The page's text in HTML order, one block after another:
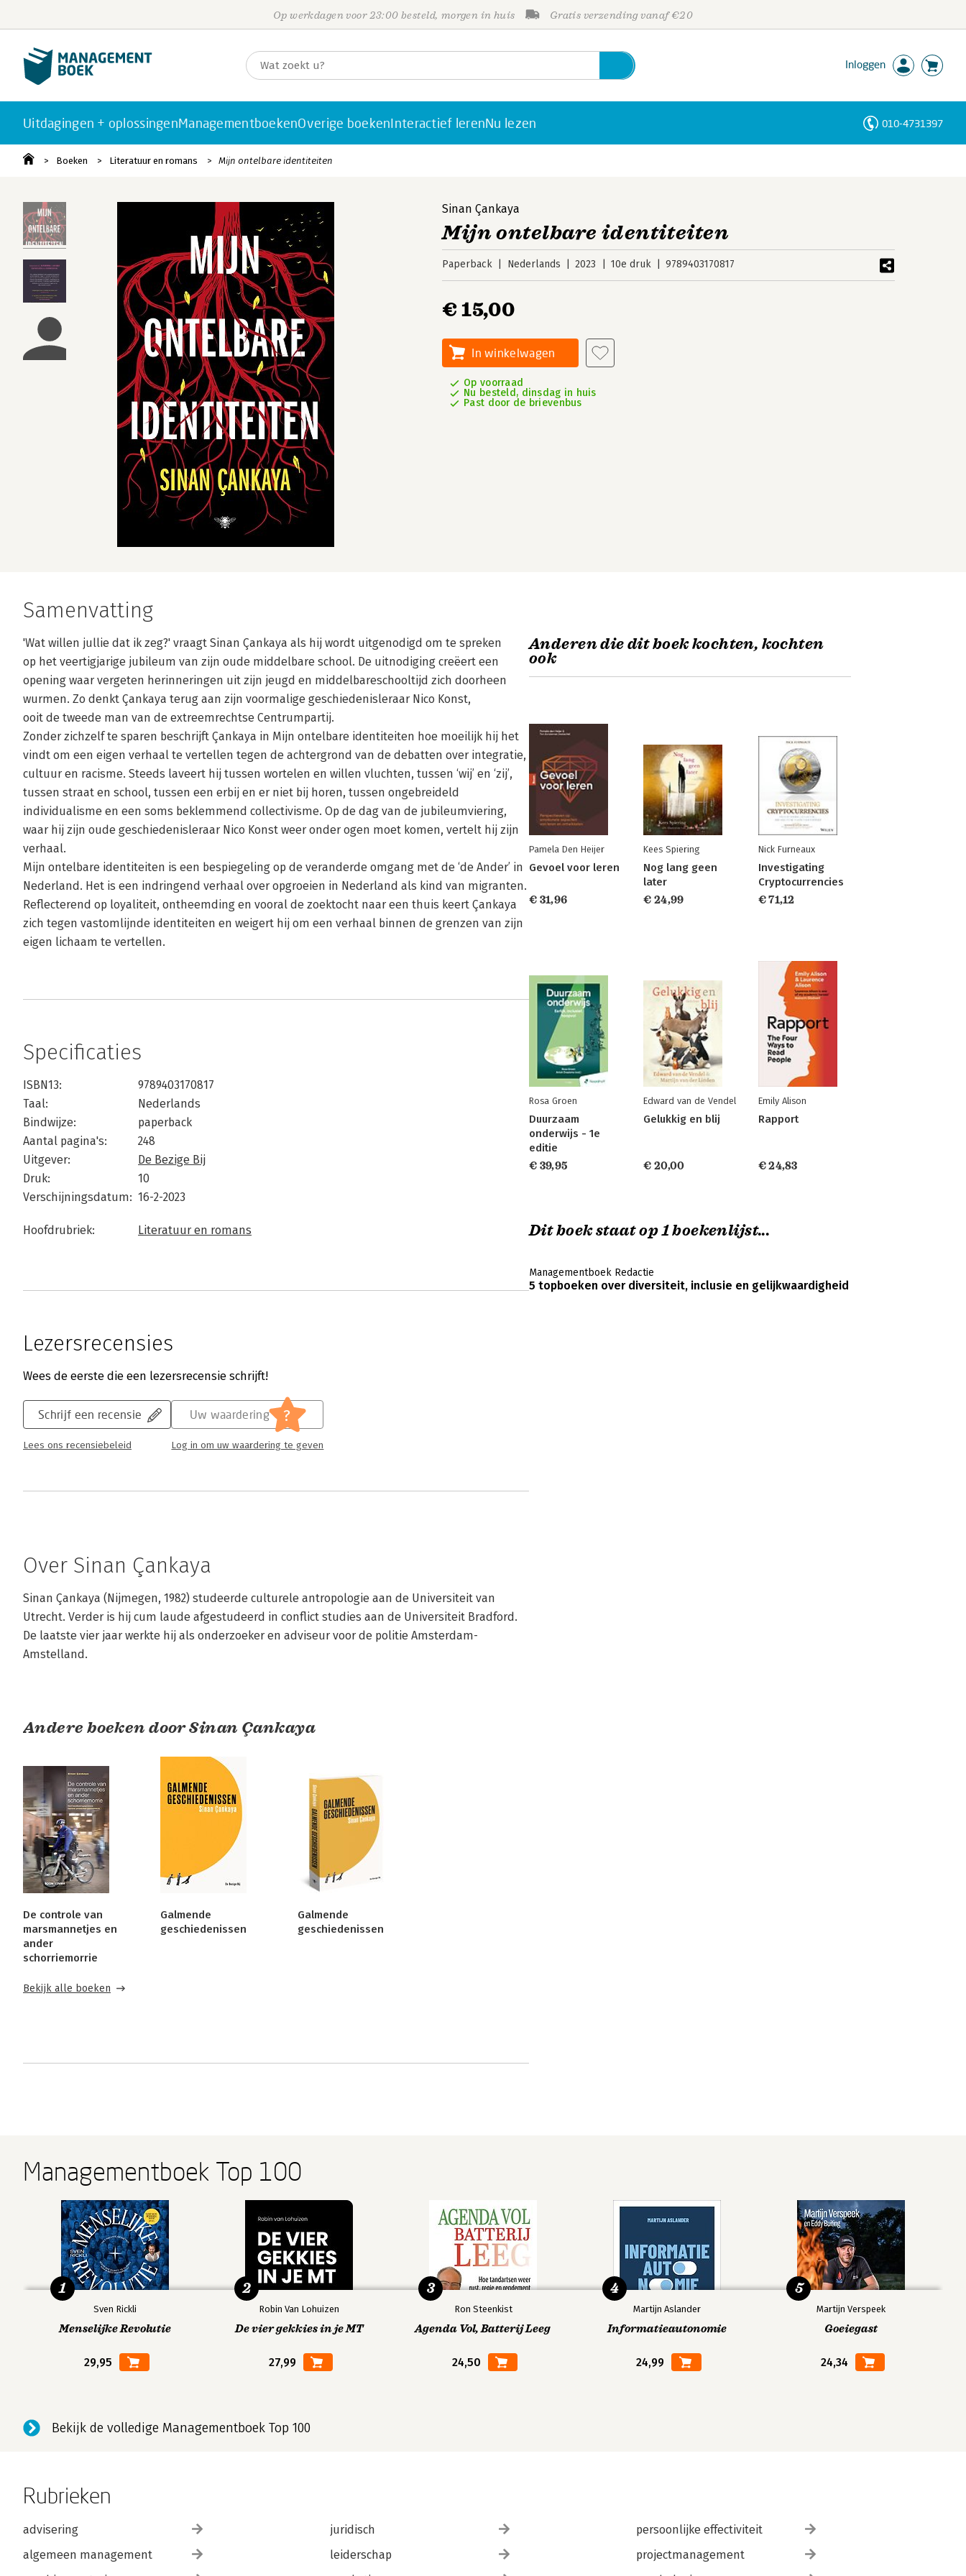
Op werkdagen voor 23:00 besteld, morgen in huis Gratis verzending vanaf €20
Inloggen
Uitdagingen + oplossingenManagementboekenOverige boekenInteractief lerenNu lezen 010-4731397
Boeken Literatuur en romans Mijn ontelbare identiteiten
Sinan Çankaya
Mijn ontelbare identiteiten
Paperback Nederlands 2023 10e druk 9789403170817
€ 15,00
In winkelwagen
Op voorraad
Nu besteld, dinsdag in huis
Past door de brievenbus
Samenvatting
'Wat willen jullie dat ik zeg?' vraagt Sinan Çankaya als hij wordt uitgenodigd om te spreken
op het veertigjarige jubileum van zijn oude middelbare school. De uitnodiging creëert een
opening waar vergeten herinneringen uit zijn jeugd en middelbareschooltijd zich doorheen
wurmen. Zo denkt Çankaya terug aan zijn voormalige geschiedenisleraar Nico Konst,
ooit de tweede man van de extreemrechtse Centrumpartij.
Zonder zichzelf te sparen beschrijft Çankaya in Mijn ontelbare identiteiten hoe moeilijk hij het
vindt om een eigen verhaal te vertellen tegen de achtergrond van de debatten over integratie,
cultuur en racisme. Steeds laveert hij tussen wortelen en willen vluchten, tussen ‘wij’ en ‘zij’,
tussen straat en school, tussen een erbij en er niet bij horen, tussen ongebreideld
individualisme en een soms beklemmend collectivisme. Op de dag van de jubileumviering,
waar hij zijn oude geschiedenisleraar Nico Konst weer onder ogen moet komen, vertelt hij zijn
verhaal.
Mijn ontelbare identiteiten is een bespiegeling op de veranderde omgang met de ‘de Ander’ in
Nederland. Het is een indringend verhaal over opgroeien in Nederland als kind van migranten.
Reflecterend op loyaliteit, ontheemding en vooral de zoektocht naar een thuis keert Çankaya
zich tegen vastomlijnde identiteiten en weigert hij om een verhaal binnen de grenzen van zijn
eigen lichaam te vertellen.
Specificaties
ISBN13:
9789403170817
Taal:
Nederlands
Bindwijze:
paperback
Aantal pagina's:
248
Uitgever:
De Bezige Bij
Druk:
10
Verschijningsdatum: 16-2-2023
Hoofdrubriek: Literatuur en romans
Lezersrecensies
Wees de eerste die een lezersrecensie schrijft!
Schrijf een recensie
Lees ons recensiebeleid
Uw waardering ?
Log in om uw waardering te geven
Over Sinan Çankaya
Sinan Çankaya (Nijmegen, 1982) studeerde culturele antropologie aan de Universiteit van
Utrecht. Verder is hij cum laude afgestudeerd in conflict studies aan de Universiteit Bradford.
De laatste vier jaar werkte hij als onderzoeker en adviseur voor de politie Amsterdam-
Amstelland.
Andere boeken door Sinan Çankaya
De controle van
marsmannetjes en
ander
schorriemorrie
Galmende
geschiedenissen
Galmende
geschiedenissen
Bekijk alle boeken
Anderen die dit boek kochten, kochten
ook
Pamela Den Heijer
Gevoel voor leren
€ 31,96
Kees Spiering
Nog lang geen
later
€ 24,99
Nick Furneaux
Investigating
Cryptocurrencies
€ 71,12
Rosa Groen
Duurzaam
onderwijs - 1e
editie
€ 39,95
Edward van de Vendel
Gelukkig en blij
€ 20,00
Emily Alison
Rapport
€ 24,83
Dit boek staat op 1 boekenlijst...
Managementboek Redactie
5 topboeken over diversiteit, inclusie en gelijkwaardigheid
Managementboek Top 100
Sven Rickli
Menselijke Revolutie
29,95
1
Robin Van Lohuizen
De vier gekkies in je MT
27,99
2
Ron Steenkist
Agenda Vol, Batterij Leeg
24,50
3
Martijn Aslander
Informatieautonomie
24,99
4
Martijn Verspeek
Goeiegast
24,34
5
Bekijk de volledige Managementboek Top 100
Rubrieken
advisering
algemeen management
juridisch
leiderschap
persoonlijke effectiviteit
projectmanagement
Personen